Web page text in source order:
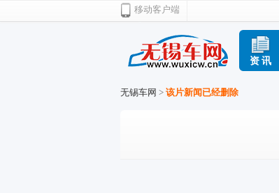
移动客户端
资讯
无锡车网 > 该片新闻已经删除